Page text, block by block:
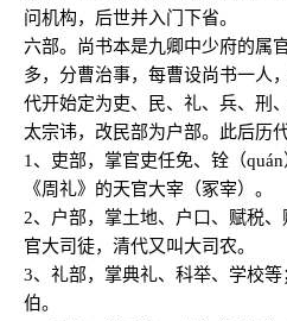
问机构，后世并入门下省。
六部。尚书本是九卿中少府的属
多，分曹治事，每曹设尚书一人
代开始定为吏、民、礼、兵、刑
太宗讳，改民部为户部。此后历代
1、吏部，掌官吏任免、铨（quán
《周礼》的天官大宰（冢宰）。
2、户部，掌土地、户口、赋税
官大司徒，清代又叫大司农。
3、礼部，掌典礼、科举、学校等
伯。